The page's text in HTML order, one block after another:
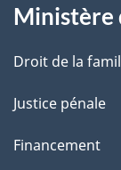
e
Ministère
Droit de la
Justice pénale
Financement